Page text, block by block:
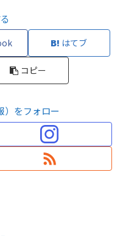
はてブ
コピー
）をフォロー